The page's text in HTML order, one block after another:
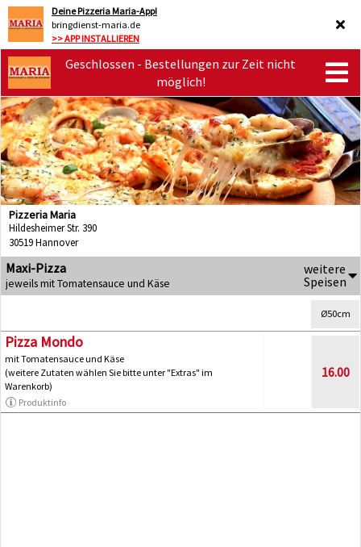
Deine Pizzeria Maria-App!
bringdienst-maria.de
>> APP INSTALLIEREN
Geschlossen - Bestellungen zur Zeit nicht
möglich!
Pizzeria Maria
Hildesheimer Str. 390
30519 Hannover
Maxi-Pizza
jeweils mit Tomatensauce und Käse
weitere
Speisen
Ø50cm
Pizza Mondo
mit Tomatensauce und Käse
(weitere Zutaten wählen Sie bitte unter "Extras" im
Warenkorb)
Produktinfo
16.00